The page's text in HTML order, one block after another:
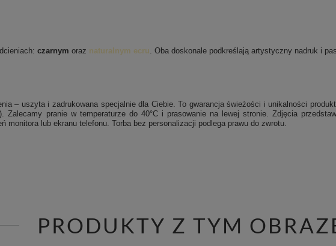
czarnym oraz naturalnym ecru . Oba doskonale podkreślają artystyczny nadruk i
– uszyta i zadrukowana specjalnie dla Ciebie. To gwarancja świeżości i unikalności
Zalecamy pranie w temperaturze do 40°C i prasowanie na lewej stronie. Zdjęcia
monitora lub ekranu telefonu. Torba bez personalizacji podlega prawu do zwrotu.
PRODUKTY Z TYM